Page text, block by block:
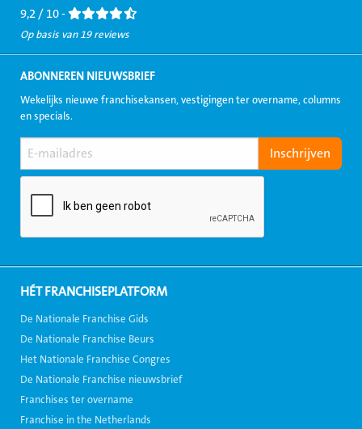
9,2 / 10 -
Op basis van 19 reviews
ABONNEREN NIEUWSBRIEF
Wekelijks nieuwe franchisekansen, vestigingen ter overname, columns
en specials.
HÉT FRANCHISEPLATFORM
De Nationale Franchise Gids
De Nationale Franchise Beurs
Het Nationale Franchise Congres
De Nationale Franchise nieuwsbrief
Franchises ter overname
Franchise in the Netherlands